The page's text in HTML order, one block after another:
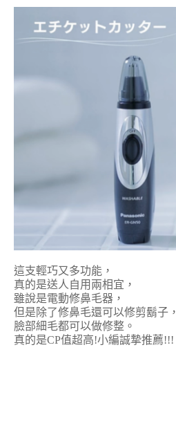
這支輕巧又多功能，
真的是送人自用兩相宜，
雖說是電動修鼻毛器，
但是除了修鼻毛還可以修剪鬍子，
臉部細毛都可以做修整。
真的是CP值超高!小編誠摯推薦!!!